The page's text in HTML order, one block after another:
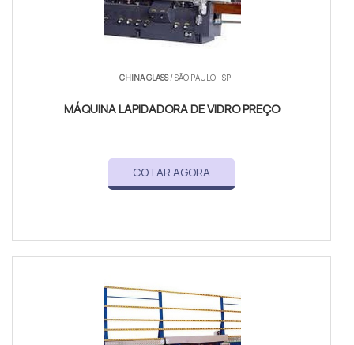
CHINA GLASS/ SÃO PAULO - SP
MÁQUINA LAPIDADORA DE VIDRO PREÇO
COTAR AGORA